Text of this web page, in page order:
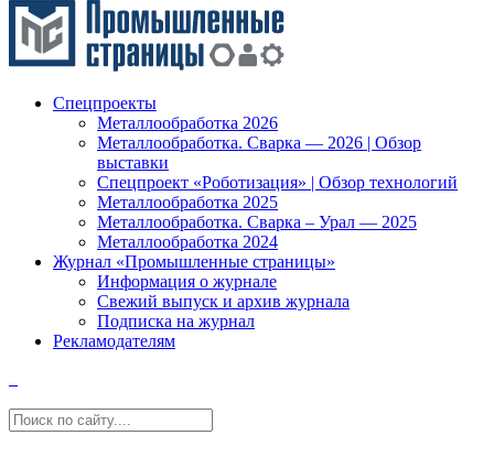
Спецпроекты
Металлообработка 2026
Металлообработка. Сварка — 2026 | Обзор
выставки
Спецпроект «Роботизация» | Обзор технологий
Металлообработка 2025
Металлообработка. Сварка – Урал — 2025
Металлообработка 2024
Журнал «Промышленные страницы»
Информация о журнале
Свежий выпуск и архив журнала
Подписка на журнал
Рекламодателям